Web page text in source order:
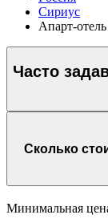
Сириус
Апарт-
Часто
Сколько стоит
Минимальная